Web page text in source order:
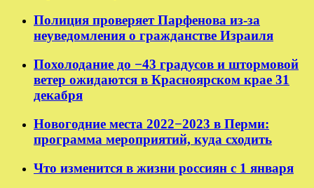
Полиция проверяет Парфенова из-за
неуведомления о гражданстве Израиля
Похолодание до −43 градусов и штормовой
ветер ожидаются в Красноярском крае 31
декабря
Новогодние места 2022−2023 в Перми:
программа мероприятий, куда сходить
Что изменится в жизни россиян с 1 января